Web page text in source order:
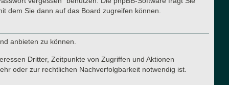
dem Sie dann auf das Board zugreifen können.
anbieten zu können.
Dritter, Zeitpunkte von Zugriffen und Aktionen
oder zur rechtlichen Nachverfolgbarkeit notwendig ist.